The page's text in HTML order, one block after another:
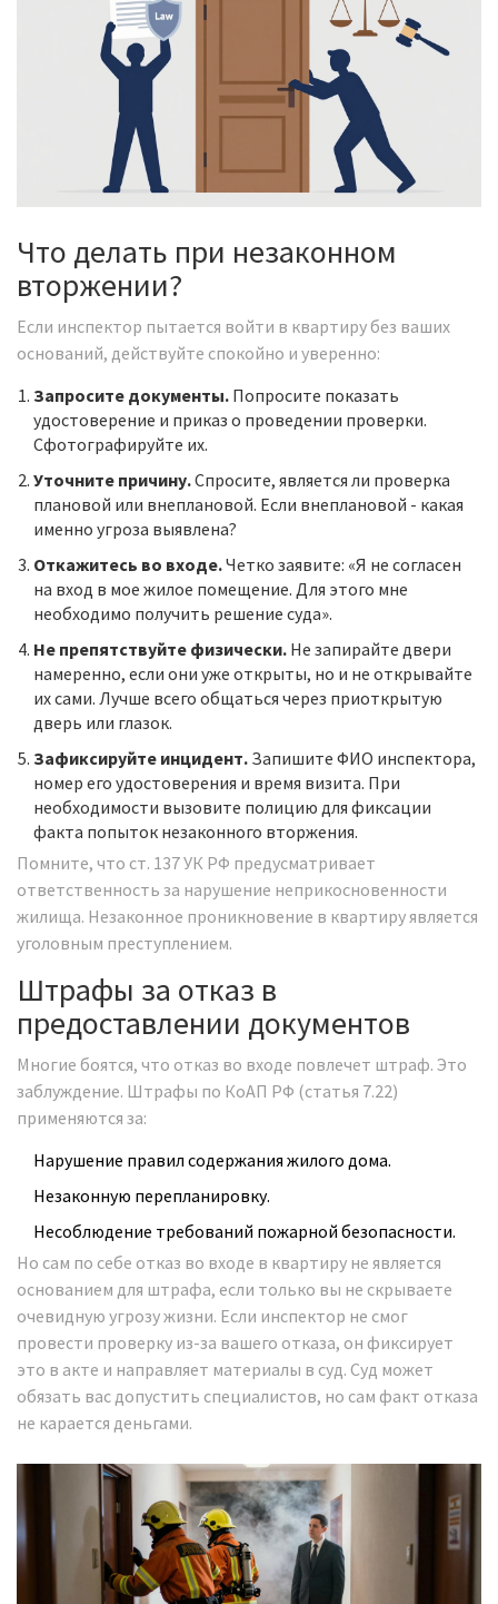
Что делать при незаконном
вторжении?
Если инспектор пытается войти в квартиру без ваших
оснований, действуйте спокойно и уверенно:
Запросите документы. Попросите показать
удостоверение и приказ о проведении проверки.
Сфотографируйте их.
Уточните причину.Спросите, является ли проверка
плановой или внеплановой. Если внеплановой - какая
именно угроза выявлена?
Откажитесь во входе.Четко заявите: «Я не согласен
на вход в мое жилое помещение. Для этого мне
необходимо получить решение суда».
Не препятствуйте физически. Не запирайте двери
намеренно, если они уже открыты, но и не открывайте
их сами. Лучше всего общаться через приоткрытую
дверь или глазок.
Зафиксируйте инцидент. Запишите ФИО инспектора,
номер его удостоверения и время визита. При
необходимости вызовите полицию для фиксации
факта попыток незаконного вторжения.
Помните, что ст. 137 УК РФ предусматривает
ответственность за нарушение неприкосновенности
жилища. Незаконное проникновение в квартиру является
уголовным преступлением.
Штрафы за отказ в
предоставлении документов
Многие боятся, что отказ во входе повлечет штраф. Это
заблуждение. Штрафы по КоАП РФ (статья 7.22)
применяются за:
Нарушение правил содержания жилого дома.
Незаконную перепланировку.
Несоблюдение требований пожарной безопасности.
Но сам по себе отказ во входе в квартиру не является
основанием для штрафа, если только вы не скрываете
очевидную угрозу жизни. Если инспектор не смог
провести проверку из-за вашего отказа, он фиксирует
это в акте и направляет материалы в суд. Суд может
обязать вас допустить специалистов, но сам факт отказа
не карается деньгами.